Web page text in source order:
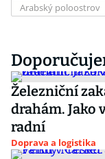
Arabský poloostrov
Železniční
drahám. Jako
radní
Doprava a logistika